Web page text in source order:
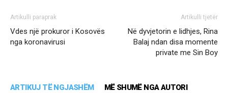
Artikulli paraprak
Vdes një prokuror i Kosovës
nga koronavirusi
Artikulli tjetër
Në dyvjetorin e lidhjes, Rina
Balaj ndan disa momente
private me Sin Boy
ARTIKUJ TË NGJASHËM MË SHUMË NGA AUTORI